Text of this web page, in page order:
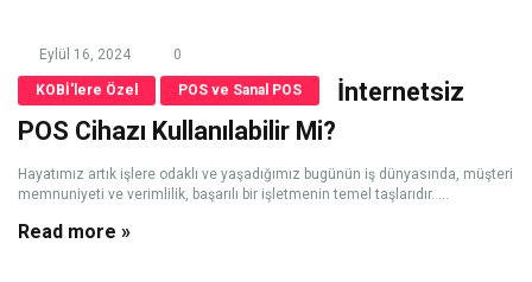
Eylül 16, 2024 0
KOBİ'lere Özel POS ve Sanal POS
İnternetsiz
POS Cihazı Kullanılabilir Mi?
Hayatımız artık işlere odaklı ve yaşadığımız bugünün iş dünyasında, müşteri
memnuniyeti ve verimlilik, başarılı bir işletmenin temel taşlarıdır. ...
Read more »